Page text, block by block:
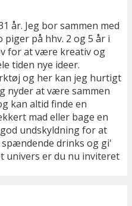
år. Jeg bor sammen med
på hhv. 2 og 5 år i
for at være kreativ og
tiden nye ideer.
og her kan jeg hurtigt
nyder at være sammen
kan altid finde en
mad eller bage en
undskyldning for at
drinks og gi'
univers er du nu inviteret